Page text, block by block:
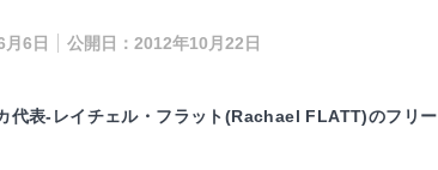
6日 公開日：2012年10月22日
代表-レイチェル・フラット(Rachael FLATT)のフリー